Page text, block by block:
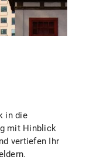
in die
mit Hinblick
vertiefen Ihr